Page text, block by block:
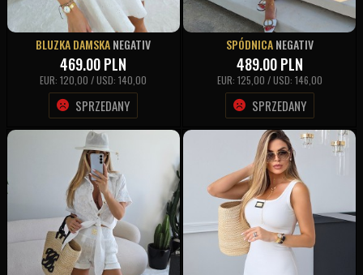
BLUZKA DAMSKANEGATIV
469.00PLN
EUR: 120,00 / USD: 140,00
SPRZEDANY
SPÓDNICANEGATIV
489.00PLN
EUR: 125,00 / USD: 146,00
SPRZEDANY